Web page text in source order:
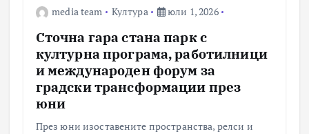
media team Култура юли 1, 2026
Сточна гара стана парк с
културна програма, работилници
и международен форум за
градски трансформации през
юни
През юни изоставените пространства, релси и